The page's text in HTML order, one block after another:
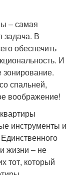
– самая
задача. В
обеспечить
И
спальней,
воображение!
инструменты и
жизни – не
тот, который